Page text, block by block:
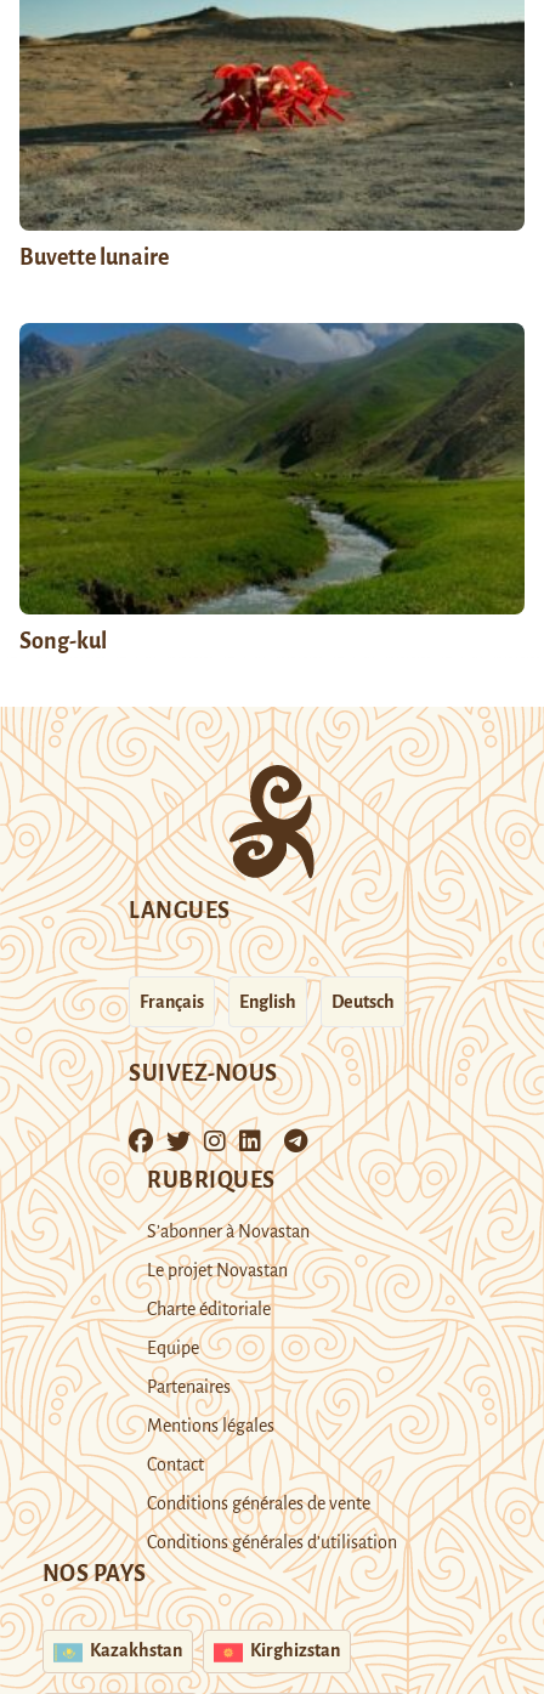
Buvette lunaire
Song-kul
LANGUES
Français English Deutsch
SUIVEZ-NOUS
RUBRIQUES
S’abonner à Novastan
Le projet Novastan
Charte éditoriale
Equipe
Partenaires
Mentions légales
Contact
Conditions générales de vente
Conditions générales d’utilisation
NOS PAYS
Kazakhstan Kirghizstan